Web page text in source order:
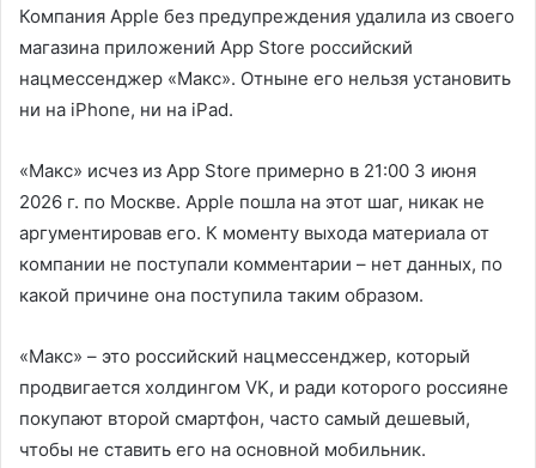
Компания Apple без предупреждения удалила из своего
магазина приложений App Store российский
нацмессенджер «Макс». Отныне его нельзя установить
ни на iPhone, ни на iPad.
«Макс» исчез из App Store примерно в 21:00 3 июня
2026 г. по Москве. Apple пошла на этот шаг, никак не
аргументировав его. К моменту выхода материала от
компании не поступали комментарии – нет данных, по
какой причине она поступила таким образом.
«Макс» – это российский нацмессенджер, который
продвигается холдингом VK, и ради которого россияне
покупают второй смартфон, часто самый дешевый,
чтобы не ставить его на основной мобильник.